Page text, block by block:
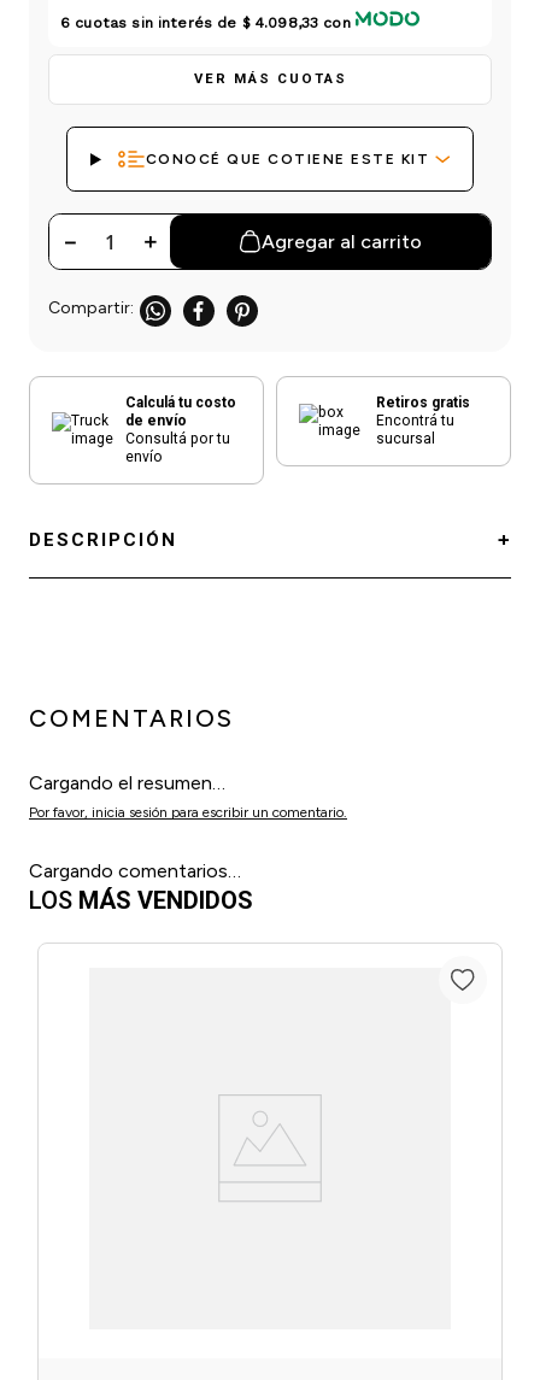
Sanitizantes
Secadores
6 cuotas sin interés de $ 4.098,33 con
VER MÁS CUOTAS
CONOCÉ QUE COTIENE ESTE KIT
＋
－ Agregar al carrito
Calculá tu costo
de envío
Consultá por tu
envío
Retiros gratis
Encontrá tu
sucursal
DESCRIPCIÓN
COMENTARIOS
Cargando el resumen…
Por favor, inicia sesión para escribir un comentario.
Cargando comentarios…
LOS MÁS VENDIDOS